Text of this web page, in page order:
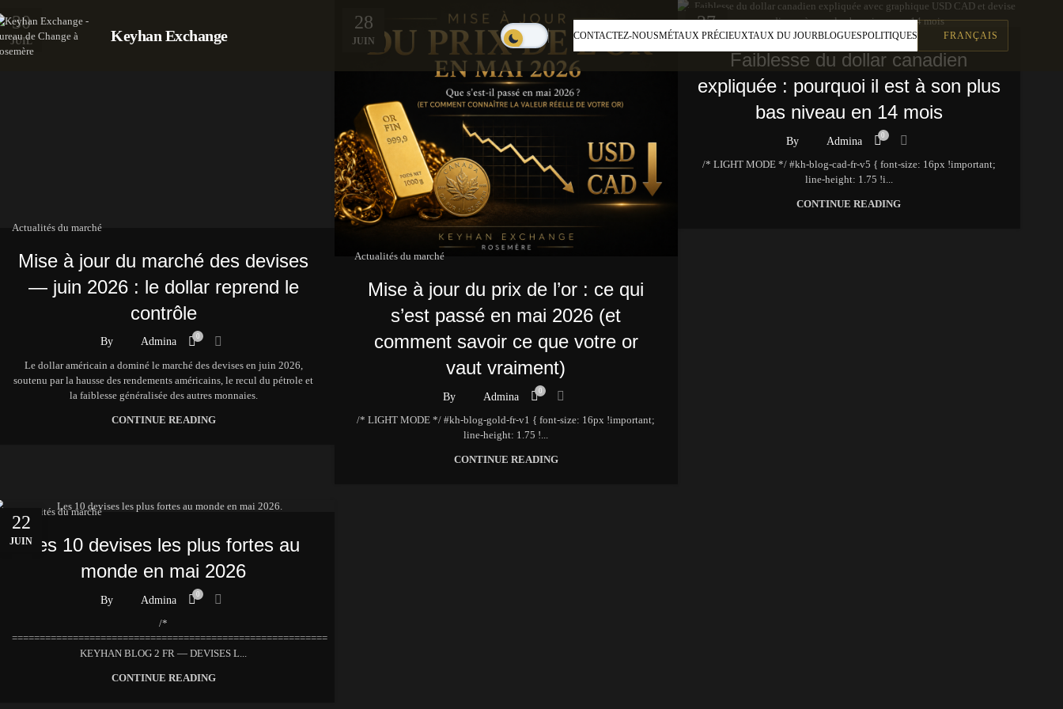
Keyhan Exchange CONTACTEZ-NOUSMÉTAUX PRÉCIEUXTAUX DU JOURBLOGUESPOLITIQUES FRANÇAIS
30
JUIL
Actualités du marché
Mise à jour du marché des devises
— juin 2026 : le dollar reprend le
contrôle
By Admina 0
Le dollar américain a dominé le marché des devises en juin 2026,
soutenu par la hausse des rendements américains, le recul du pétrole et
la faiblesse généralisée des autres monnaies.
CONTINUE READING
28
JUIN
Actualités du marché
Mise à jour du prix de l’or : ce qui
s’est passé en mai 2026 (et
comment savoir ce que votre or
vaut vraiment)
By Admina 0
/* LIGHT MODE */ #kh-blog-gold-fr-v1 { font-size: 16px !important;
line-height: 1.75 !...
CONTINUE READING
27
JUIN
Actualités du marché
Faiblesse du dollar canadien
expliquée : pourquoi il est à son plus
bas niveau en 14 mois
By Admina 0
/* LIGHT MODE */ #kh-blog-cad-fr-v5 { font-size: 16px !important;
line-height: 1.75 !i...
CONTINUE READING
22
JUIN
Actualités du marché
Les 10 devises les plus fortes au
monde en mai 2026
By Admina 0
/*
=========================================================
KEYHAN BLOG 2 FR — DEVISES L...
CONTINUE READING